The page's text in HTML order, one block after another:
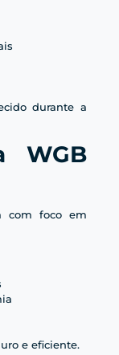
durante a
WGB
com foco em
e eficiente.